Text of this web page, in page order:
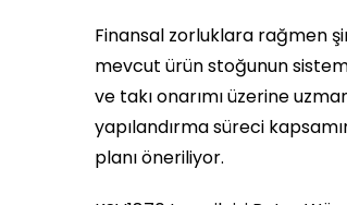
Finansal zorluklara rağmen
mevcut ürün stoğunun
ve takı onarımı üzerine
yapılandırma süreci
planı öneriliyor.